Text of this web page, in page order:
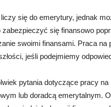
liczy się do emerytury, jednak
zabezpieczyć się finansowo
swoimi finansami. Praca na
jeśli podejmiemy
pytania dotyczące pracy na
lub doradcą emerytalnym.